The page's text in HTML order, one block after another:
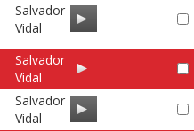
Salvador
Vidal
Salvador
Vidal
Salvador
Vidal